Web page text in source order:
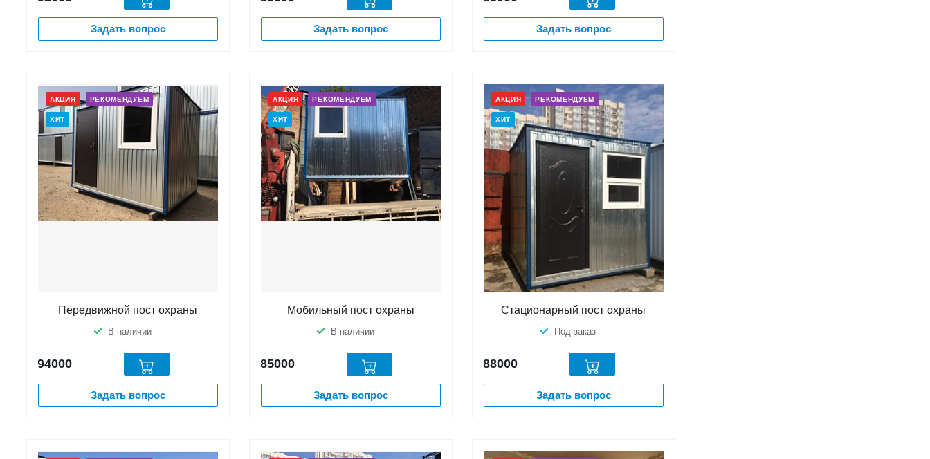
Задать вопрос Задать вопрос Задать вопрос
АКЦИЯ РЕКОМЕНДУЕМ
ХИТ
Передвижной пост охраны
В наличии
94000
Задать вопрос
АКЦИЯ РЕКОМЕНДУЕМ
ХИТ
Мобильный пост охраны
В наличии
85000
Задать вопрос
АКЦИЯ РЕКОМЕНДУЕМ
ХИТ
Стационарный пост охраны
Под заказ
88000
Задать вопрос